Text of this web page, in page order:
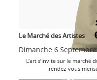
Le Marché des Artistes
Dimanche 6
L’art s’invite sur le
rendez-vous